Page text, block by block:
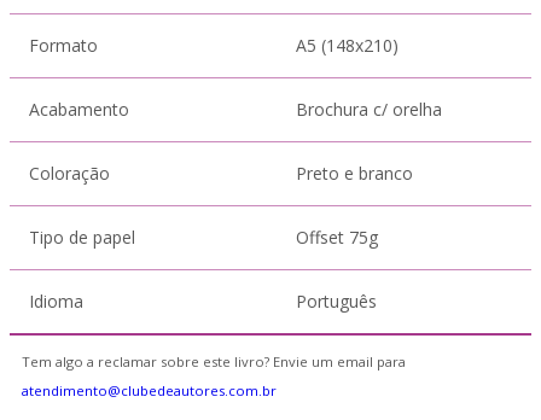
Formato A5 (148x210)
Acabamento Brochura c/ orelha
Coloração Preto e branco
Tipo de papel Offset 75g
Idioma Português
Tem algo a reclamar sobre este livro? Envie um email para
atendimento@clubedeautores.com.br